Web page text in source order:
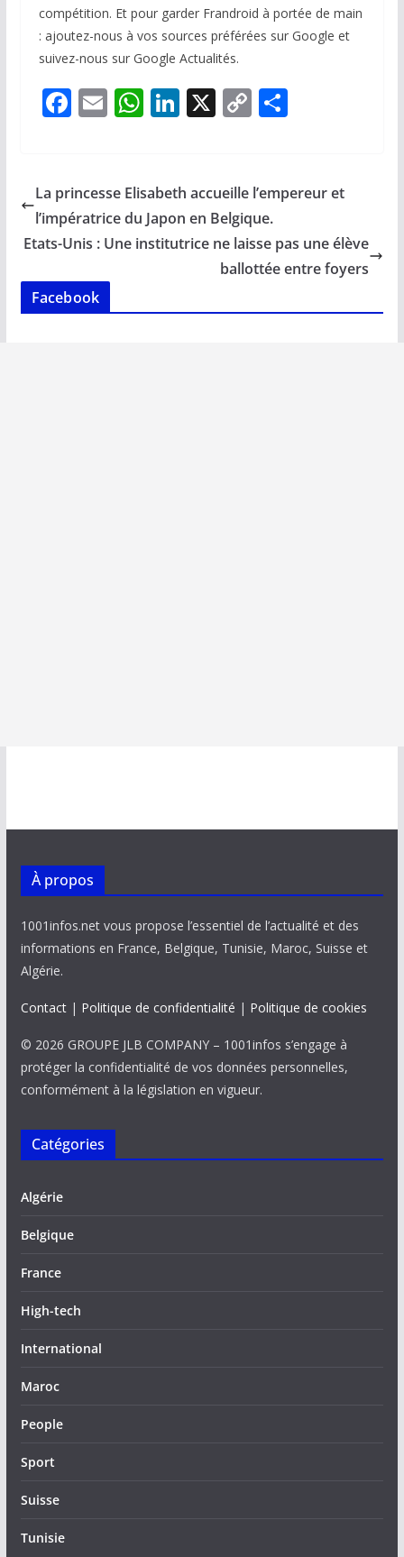
compétition. Et pour garder Frandroid à portée de main
: ajoutez-nous à vos sources préférées sur Google et
suivez-nous sur Google Actualités.
F
b
o
o
k
E
l
W
s
A
p
Li
e
dI
n
X C
y
Li
n
k
P
g
La princesse Elisabeth accueille l’empereur et
l’impératrice du Japon en Belgique.
Etats-Unis : Une institutrice ne laisse pas une élève
ballottée entre foyers
Facebook
À propos
1001infos.net vous propose l’essentiel de l’actualité et des
informations en France, Belgique, Tunisie, Maroc, Suisse et
Algérie.
Contact| Politique de confidentialité | Politique de cookies
© 2026 GROUPE JLB COMPANY – 1001infos s’engage à
protéger la confidentialité de vos données personnelles,
conformément à la législation en vigueur.
Catégories
Algérie
Belgique
France
High-tech
International
Maroc
People
Sport
Suisse
Tunisie